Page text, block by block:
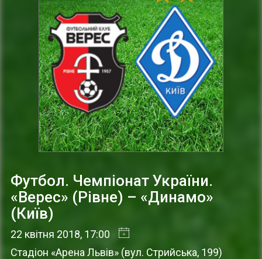
ПУБЛІКАЦІЇ
ДОВІДКА
Футбол. Чемпіонат України.
«Верес» (Рівне) – «Динамо»
(Київ)
22 квітня 2018, 17:00
Стадіон «Арена Львів» (вул. Стрийська, 199)